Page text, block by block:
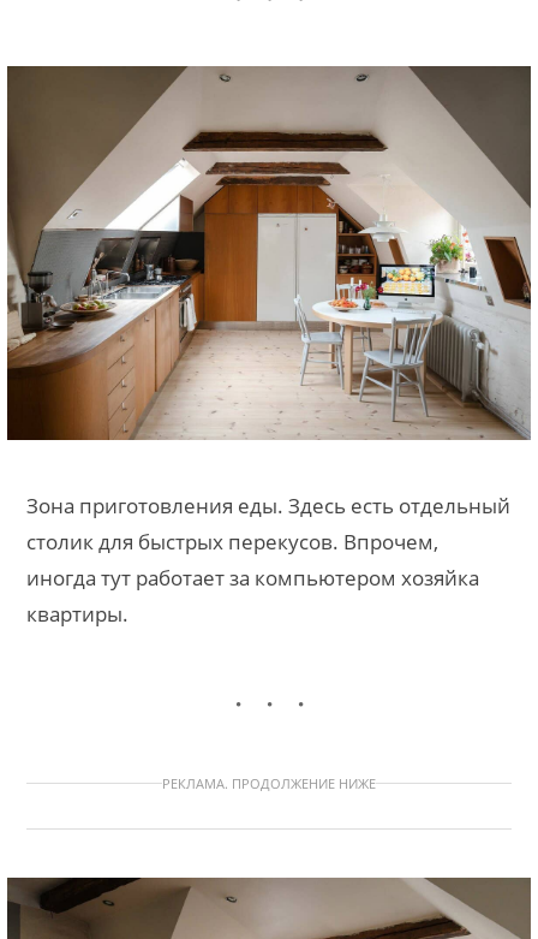
Зона приготовления еды. Здесь есть отдельный
столик для быстрых перекусов. Впрочем,
иногда тут работает за компьютером хозяйка
квартиры.
РЕКЛАМА. ПРОДОЛЖЕНИЕ НИЖЕ